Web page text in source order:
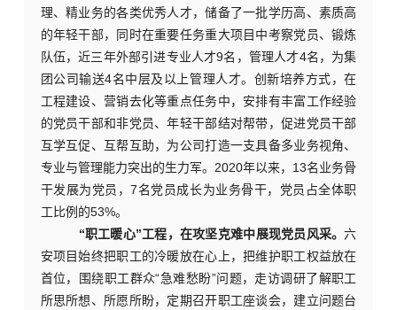
理、精业务的各类优秀人才，储备了一批学历高、素质高
的年轻干部，同时在重要任务重大项目中考察党员、锻炼
队伍，近三年外部引进专业人才9名，管理人才4名，为集
团公司输送4名中层及以上管理人才。创新培养方式，在
工程建设、营销去化等重点任务中，安排有丰富工作经验
的党员干部和非党员、年轻干部结对帮带，促进党员干部
互学互促、互帮互助，为公司打造一支具备多业务视角、
专业与管理能力突出的生力军。2020年以来，13名业务骨
干发展为党员，7名党员成长为业务骨干，党员占全体职
工比例的53%。
“职工暖心”工程，在攻坚克难中展现党员风采。六
安项目始终把职工的冷暖放在心上，把维护职工权益放在
首位，围绕职工群众“急难愁盼”问题，走访调研了解职工
所思所想、所愿所盼，定期召开职工座谈会，建立问题台